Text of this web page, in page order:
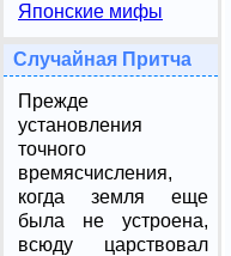
Японские мифы
Случайная Притча
Прежде
установления
точного
времясчисления,
когда земля еще
была не устроена,
всюду царствовал